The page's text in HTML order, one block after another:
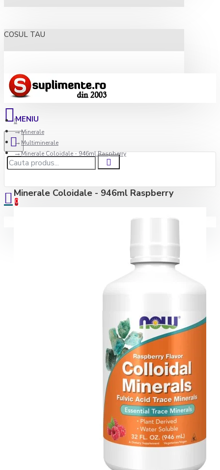
COSUL TAU
0
Minerale
Multiminerale
Minerale Coloidale - 946ml Raspberry
Minerale Coloidale - 946ml Raspberry